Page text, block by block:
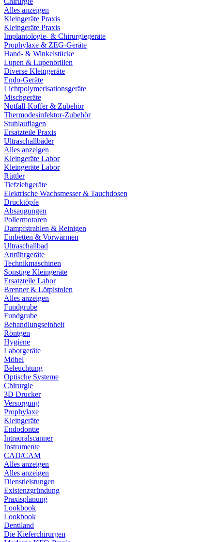
Alles anzeigen
Kleingeräte Praxis
Kleingeräte Praxis
Implantologie- & Chirurgiegeräte
Prophylaxe & ZEG-Geräte
Hand- & Winkelstücke
Lupen & Lupenbrillen
Diverse Kleingeräte
Endo-Geräte
Lichtpolymerisationsgeräte
Mischgeräte
Notfall-Koffer & Zubehör
Thermodesinfektor-Zubehör
Stuhlauflagen
Ersatzteile Praxis
Ultraschallbäder
Alles anzeigen
Kleingeräte Labor
Kleingeräte Labor
Rüttler
Tiefziehgeräte
Elektrische Wachsmesser & Tauchdosen
Drucktöpfe
Absaugungen
Poliermotoren
Dampfstrahlen & Reinigen
Einbetten & Vorwärmen
Ultraschallbad
Anrührgeräte
Technikmaschinen
Sonstige Kleingeräte
Ersatzteile Labor
Brenner & Lötpistolen
Alles anzeigen
Fundgrube
Fundgrube
Behandlungseinheit
Röntgen
Hygiene
Laborgeräte
Möbel
Beleuchtung
Optische Systeme
Chirurgie
3D Drucker
Versorgung
Prophylaxe
Kleingeräte
Endodontie
Intraoralscanner
Instrumente
CAD/CAM
Alles anzeigen
Alles anzeigen
Dienstleistungen
Existenzgründung
Praxisplanung
Lookbook
Lookbook
Dentiland
Die Kieferchirurgen